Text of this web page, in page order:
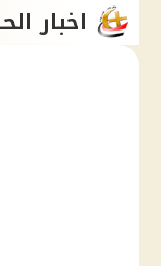
اخبار